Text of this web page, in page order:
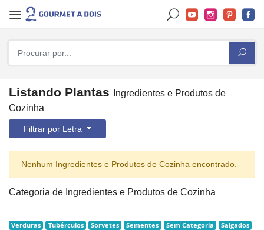
Listando Plantas
Ingredientes e Produtos de
Cozinha
Filtrar por Letra
Nenhum Ingredientes e Produtos de Cozinha encontrado.
Categoria de Ingredientes e Produtos de Cozinha
Verduras Tubérculos Sorvetes Sementes Sem Categoria
Salgados